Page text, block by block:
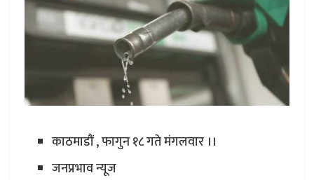
काठमाडौं , फागुन १८ गते मंगलवार ।।
जनप्रभाव न्यूज